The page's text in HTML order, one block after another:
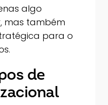
algo
mas também
para o
de